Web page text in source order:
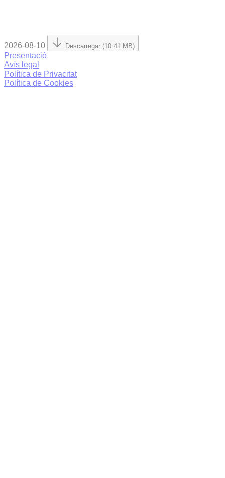
2026-08-10 Descarregar (10.41 MB)
Presentació
Avís legal
Política de Privacitat
Política de Cookies